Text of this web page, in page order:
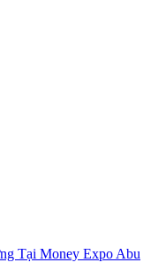
Tại Money Expo Abu